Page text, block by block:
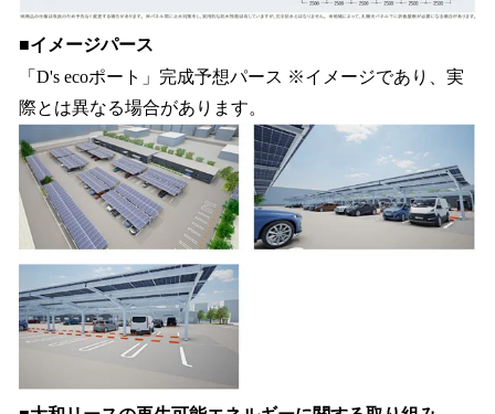
■イメージパース
「D's ecoポート」完成予想パース ※イメージであり、実
際とは異なる場合があります。